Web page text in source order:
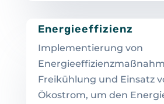
Energieeffizienz
Implementierung von
Freikühlung und Einsatz
Ökostrom, um den